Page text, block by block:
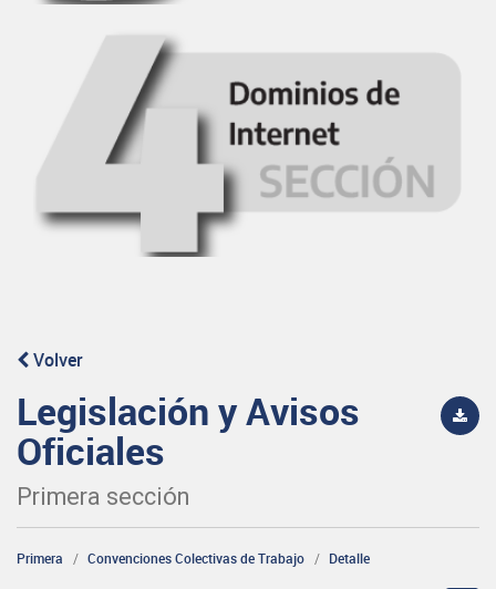
Volver
Legislación y Avisos
Oficiales
Primera sección
Primera Convenciones Colectivas de Trabajo Detalle